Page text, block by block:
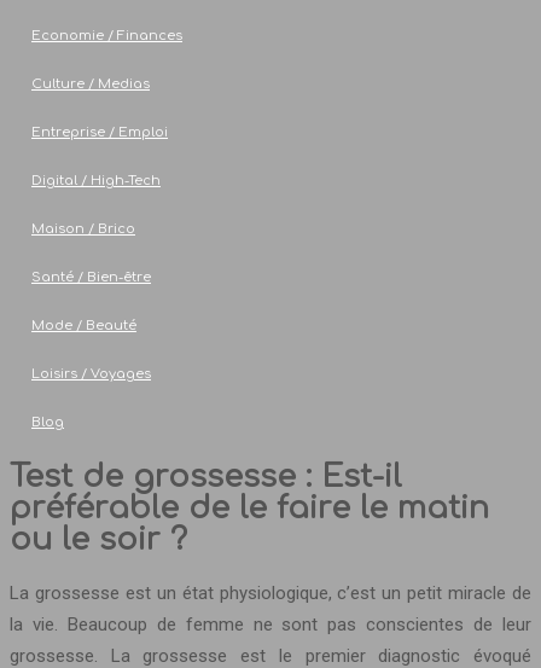
Economie / Finances
Culture / Medias
Entreprise / Emploi
Digital / High-Tech
Maison / Brico
Santé / Bien-être
Mode / Beauté
Loisirs / Voyages
Blog
Test de grossesse : Est-il
préférable de le faire le matin
ou le soir ?
La grossesse est un état physiologique, c’est un petit miracle de
la vie. Beaucoup de femme ne sont pas conscientes de leur
grossesse. La grossesse est le premier diagnostic évoqué